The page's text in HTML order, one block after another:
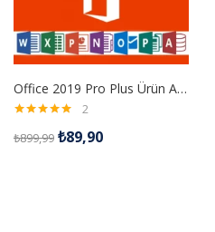
Office 2019 Pro Plus Ürün Anahtarı
5.00oy aldı
2
₺899,99 ₺89,90